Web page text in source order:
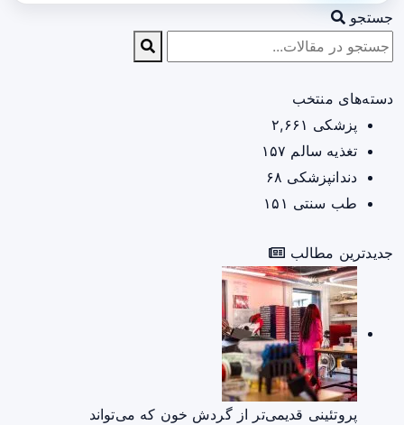
جستجو
دسته‌های منتخب
پزشکی ۲,۶۶۱
تغذیه سالم ۱۵۷
دندانپزشکی ۶۸
طب سنتی ۱۵۱
جدیدترین مطالب
پروتئینی قدیمی‌تر از گردش خون که می‌تواند